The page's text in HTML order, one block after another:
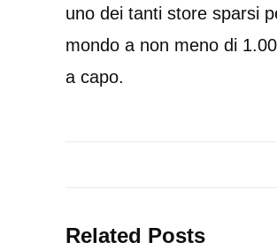
uno dei tanti store sparsi
mondo a non meno di
a capo.
Related Posts